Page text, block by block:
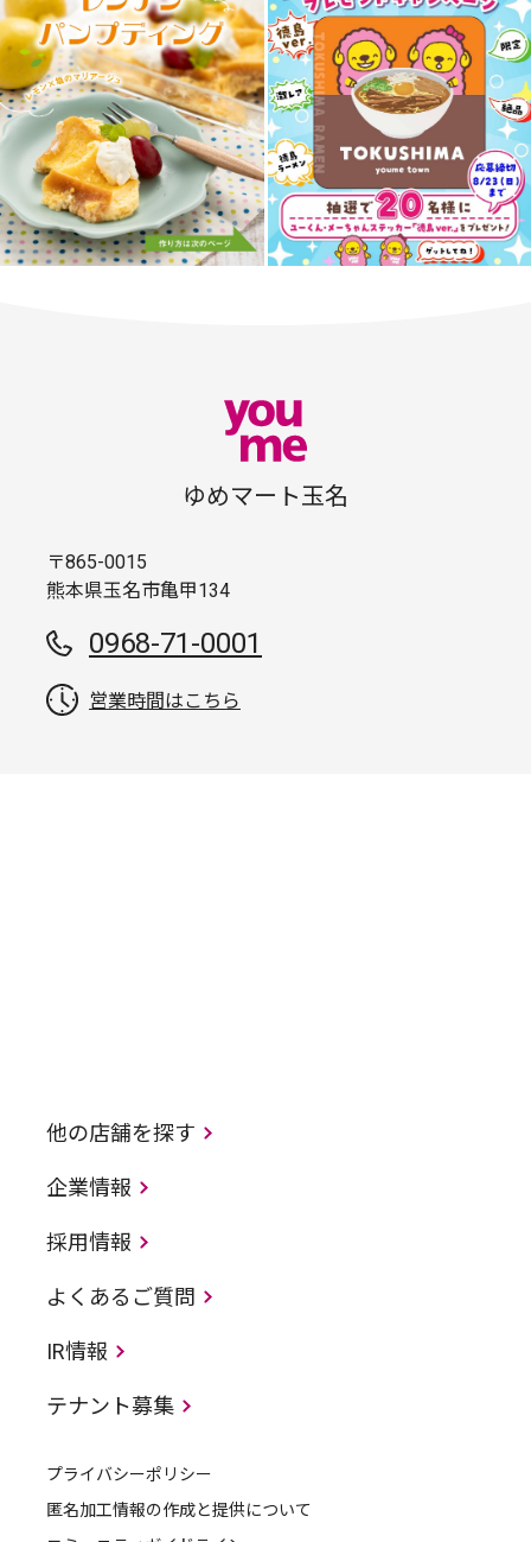
ゆめマート玉名
〒865-0015
熊本県玉名市亀甲134
0968-71-0001
営業時間はこちら
他の店舗を探す
企業情報
採用情報
よくあるご質問
IR情報
テナント募集
プライバシーポリシー
匿名加工情報の作成と提供について